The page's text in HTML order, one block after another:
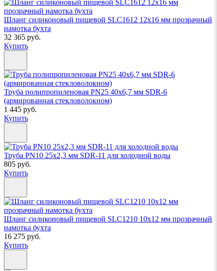
Шланг силиконовый пищевой SLC1612 12х16 мм прозрачный
намотка бухта
32 365 руб.
Купить
Труба полипропиленовая PN25 40х6,7 мм SDR-6
(армированная стекловолокном)
1 445 руб.
Купить
Труба PN10 25х2,3 мм SDR-11 для холодной воды
805 руб.
Купить
Шланг силиконовый пищевой SLC1210 10х12 мм прозрачный
намотка бухта
16 275 руб.
Купить